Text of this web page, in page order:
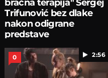
Trifunović bez dlake
nakon odigrane
predstave
2:56
0